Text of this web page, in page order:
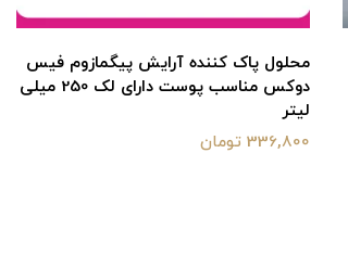
محلول پاک کننده آرایش پیگمازوم فیس
دوکس مناسب پوست دارای لک 250 میلی
لیتر
336,800 تومان